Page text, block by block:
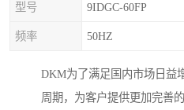
型号 9IDGC-60FP
频率 50HZ
DKM为了满足国内市场日益
周期，为客户提供更加完善